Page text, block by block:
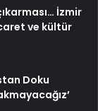
İzmir
ve kültür
Doku